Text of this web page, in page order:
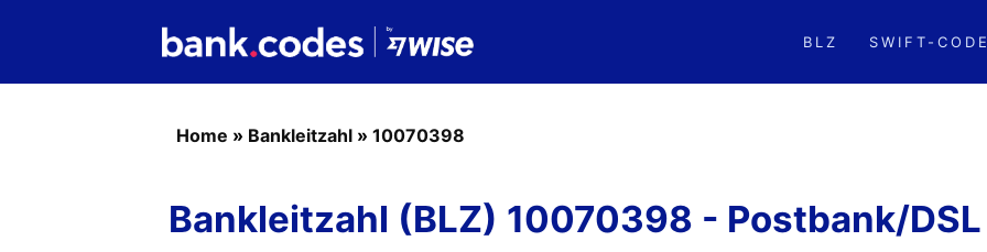
BLZ SWIFT-CODE
Home » Bankleitzahl » 10070398
Bankleitzahl (BLZ) 10070398 - Postbank/DSL